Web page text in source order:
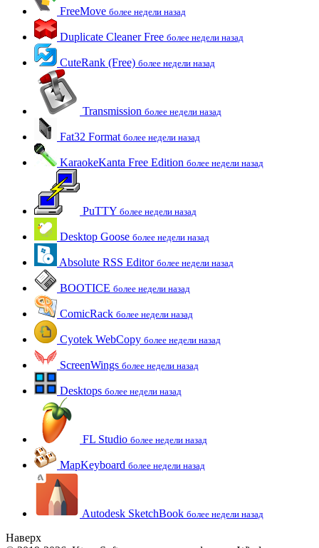
FreeMove более недели назад
Duplicate Cleaner Free более недели назад
CuteRank (Free) более недели назад
Transmission более недели назад
Fat32 Format более недели назад
KaraokeKanta Free Edition более недели назад
PuTTY более недели назад
Desktop Goose более недели назад
Absolute RSS Editor более недели назад
BOOTICE более недели назад
ComicRack более недели назад
Cyotek WebCopy более недели назад
ScreenWings более недели назад
Desktops более недели назад
FL Studio более недели назад
MapKeyboard более недели назад
Autodesk SketchBook более недели назад
Наверх